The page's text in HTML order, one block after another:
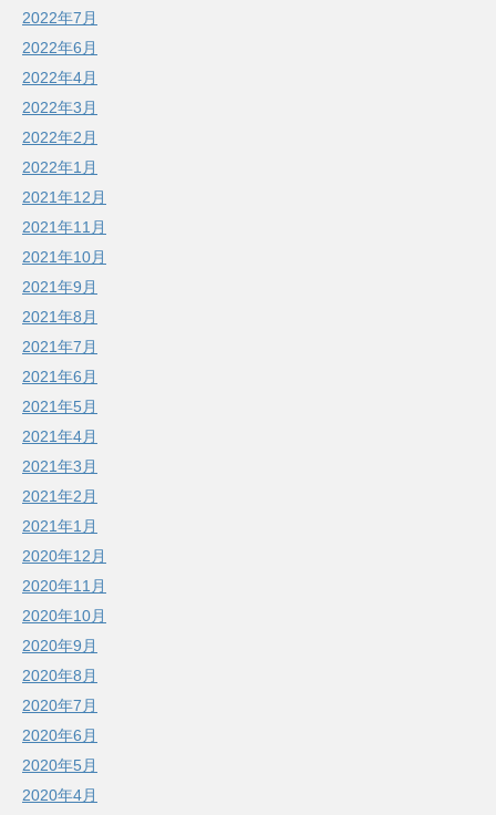
2022年7月
2022年6月
2022年4月
2022年3月
2022年2月
2022年1月
2021年12月
2021年11月
2021年10月
2021年9月
2021年8月
2021年7月
2021年6月
2021年5月
2021年4月
2021年3月
2021年2月
2021年1月
2020年12月
2020年11月
2020年10月
2020年9月
2020年8月
2020年7月
2020年6月
2020年5月
2020年4月